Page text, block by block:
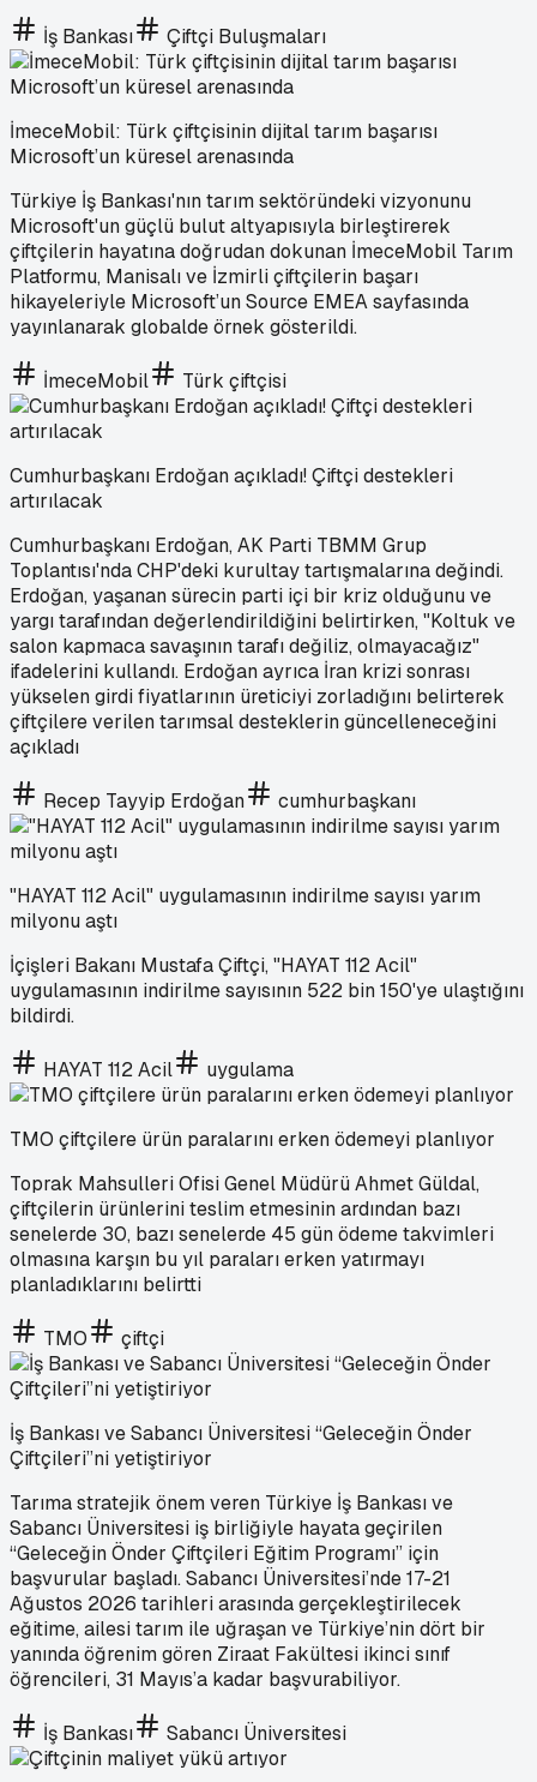
İş Bankası Çiftçi Buluşmaları
İmeceMobil: Türk çiftçisinin dijital tarım başarısı
Microsoft’un küresel arenasında
Türkiye İş Bankası'nın tarım sektöründeki vizyonunu
Microsoft'un güçlü bulut altyapısıyla birleştirerek
çiftçilerin hayatına doğrudan dokunan İmeceMobil Tarım
Platformu, Manisalı ve İzmirli çiftçilerin başarı
hikayeleriyle Microsoft’un Source EMEA sayfasında
yayınlanarak globalde örnek gösterildi.
İmeceMobil Türk çiftçisi
Cumhurbaşkanı Erdoğan açıkladı! Çiftçi destekleri
artırılacak
Cumhurbaşkanı Erdoğan, AK Parti TBMM Grup
Toplantısı'nda CHP'deki kurultay tartışmalarına değindi.
Erdoğan, yaşanan sürecin parti içi bir kriz olduğunu ve
yargı tarafından değerlendirildiğini belirtirken, "Koltuk ve
salon kapmaca savaşının tarafı değiliz, olmayacağız"
ifadelerini kullandı. Erdoğan ayrıca İran krizi sonrası
yükselen girdi fiyatlarının üreticiyi zorladığını belirterek
çiftçilere verilen tarımsal desteklerin güncelleneceğini
açıkladı
Recep Tayyip Erdoğan cumhurbaşkanı
"HAYAT 112 Acil" uygulamasının indirilme sayısı yarım
milyonu aştı
İçişleri Bakanı Mustafa Çiftçi, "HAYAT 112 Acil"
uygulamasının indirilme sayısının 522 bin 150'ye ulaştığını
bildirdi.
HAYAT 112 Acil uygulama
TMO çiftçilere ürün paralarını erken ödemeyi planlıyor
Toprak Mahsulleri Ofisi Genel Müdürü Ahmet Güldal,
çiftçilerin ürünlerini teslim etmesinin ardından bazı
senelerde 30, bazı senelerde 45 gün ödeme takvimleri
olmasına karşın bu yıl paraları erken yatırmayı
planladıklarını belirtti
TMO çiftçi
İş Bankası ve Sabancı Üniversitesi “Geleceğin Önder
Çiftçileri”ni yetiştiriyor
Tarıma stratejik önem veren Türkiye İş Bankası ve
Sabancı Üniversitesi iş birliğiyle hayata geçirilen
“Geleceğin Önder Çiftçileri Eğitim Programı” için
başvurular başladı. Sabancı Üniversitesi’nde 17-21
Ağustos 2026 tarihleri arasında gerçekleştirilecek
eğitime, ailesi tarım ile uğraşan ve Türkiye’nin dört bir
yanında öğrenim gören Ziraat Fakültesi ikinci sınıf
öğrencileri, 31 Mayıs’a kadar başvurabiliyor.
İş Bankası Sabancı Üniversitesi